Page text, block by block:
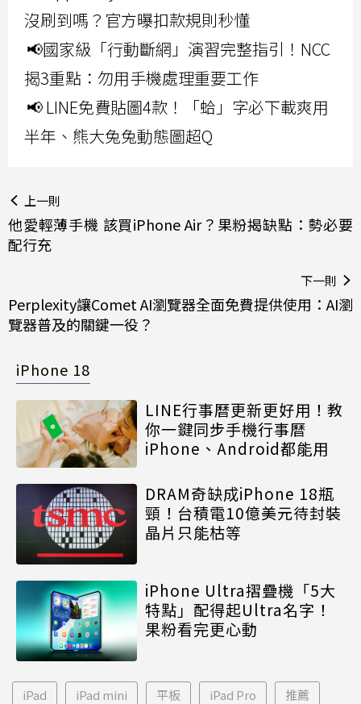
沒刷到嗎？官方曝扣款規則秒懂
📢國家級「行動斷網」演習完整指引！NCC
揭3重點：勿用手機處理重要工作
📢 LINE免費貼圖4款！「蛤」字必下載爽用
半年、熊大兔兔動態圖超Q
上一則
他愛輕薄手機 該買iPhone Air？果粉揭缺點：勢必要
配行充
下一則
Perplexity讓Comet AI瀏覽器全面免費提供使用：AI瀏
覽器普及的關鍵一役？
iPhone 18
LINE行事曆更新更好用！教
你一鍵同步手機行事曆
iPhone、Android都能用
DRAM奇缺成iPhone 18瓶
頸！台積電10億美元待封裝
晶片只能枯等
iPhone Ultra摺疊機「5大
特點」配得起Ultra名字！
果粉看完更心動
iPad iPad mini 平板 iPad Pro 推薦